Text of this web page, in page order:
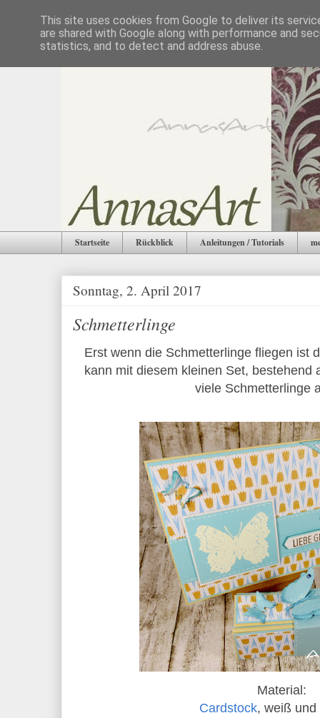
Startseite Rückblick Anleitungen / Tutorials
Sonntag, 2. April 2017
Schmetterlinge
Erst wenn die Schmetterlinge fliegen ist
kann mit diesem kleinen Set, bestehend
viele Schmetterlinge
Material:
Cardstock, weiß und
This site uses cookies from Google to deliver its
are shared with Google along with performance and
statistics, and to detect and address abuse.